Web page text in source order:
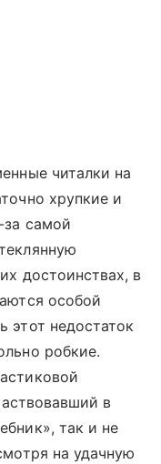
читалки на
хрупкие и
самой
достоинствах, в
особой
этот недостаток
робкие.
в
так и не
на удачную